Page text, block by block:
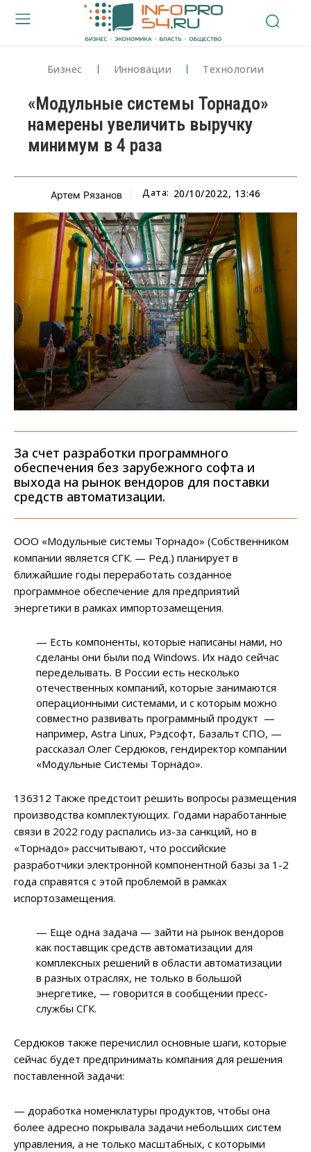
Бизнес Инновации Технологии
«Модульные системы Торнадо»
намерены увеличить выручку
минимум в 4 раза
Артем Рязанов Дата: 20/10/2022, 13:46
За счет разработки программного
обеспечения без зарубежного софта и
выхода на рынок вендоров для поставки
средств автоматизации.
ООО «Модульные системы Торнадо» (Собственником
компании является СГК. — Ред.) планирует в
ближайшие годы переработать созданное
программное обеспечение для предприятий
энергетики в рамках импортозамещения.
— Есть компоненты, которые написаны нами, но
сделаны они были под Windows. Их надо сейчас
переделывать. В России есть несколько
отечественных компаний, которые занимаются
операционными системами, и с которым можно
совместно развивать программный продукт —
например, Astra Linux, Рэдсофт, Базальт СПО, —
рассказал Олег Сердюков, гендиректор компании
«Модульные Системы Торнадо».
136312 Также предстоит решить вопросы размещения
производства комплектующих. Годами наработанные
связи в 2022 году распались из-за санкций, но в
«Торнадо» рассчитывают, что российские
разработчики электронной компонентной базы за 1-2
года справятся с этой проблемой в рамках
испортозамещения.
— Еще одна задача — зайти на рынок вендоров
как поставщик средств автоматизации для
комплексных решений в области автоматизации
в разных отраслях, не только в большой
энергетике, — говорится в сообщении пресс-
службы СГК.
Сердюков также перечислил основные шаги, которые
сейчас будет предпринимать компания для решения
поставленной задачи:
— доработка номенклатуры продуктов, чтобы она
более адресно покрывала задачи небольших систем
управления, а не только масштабных, с которыми